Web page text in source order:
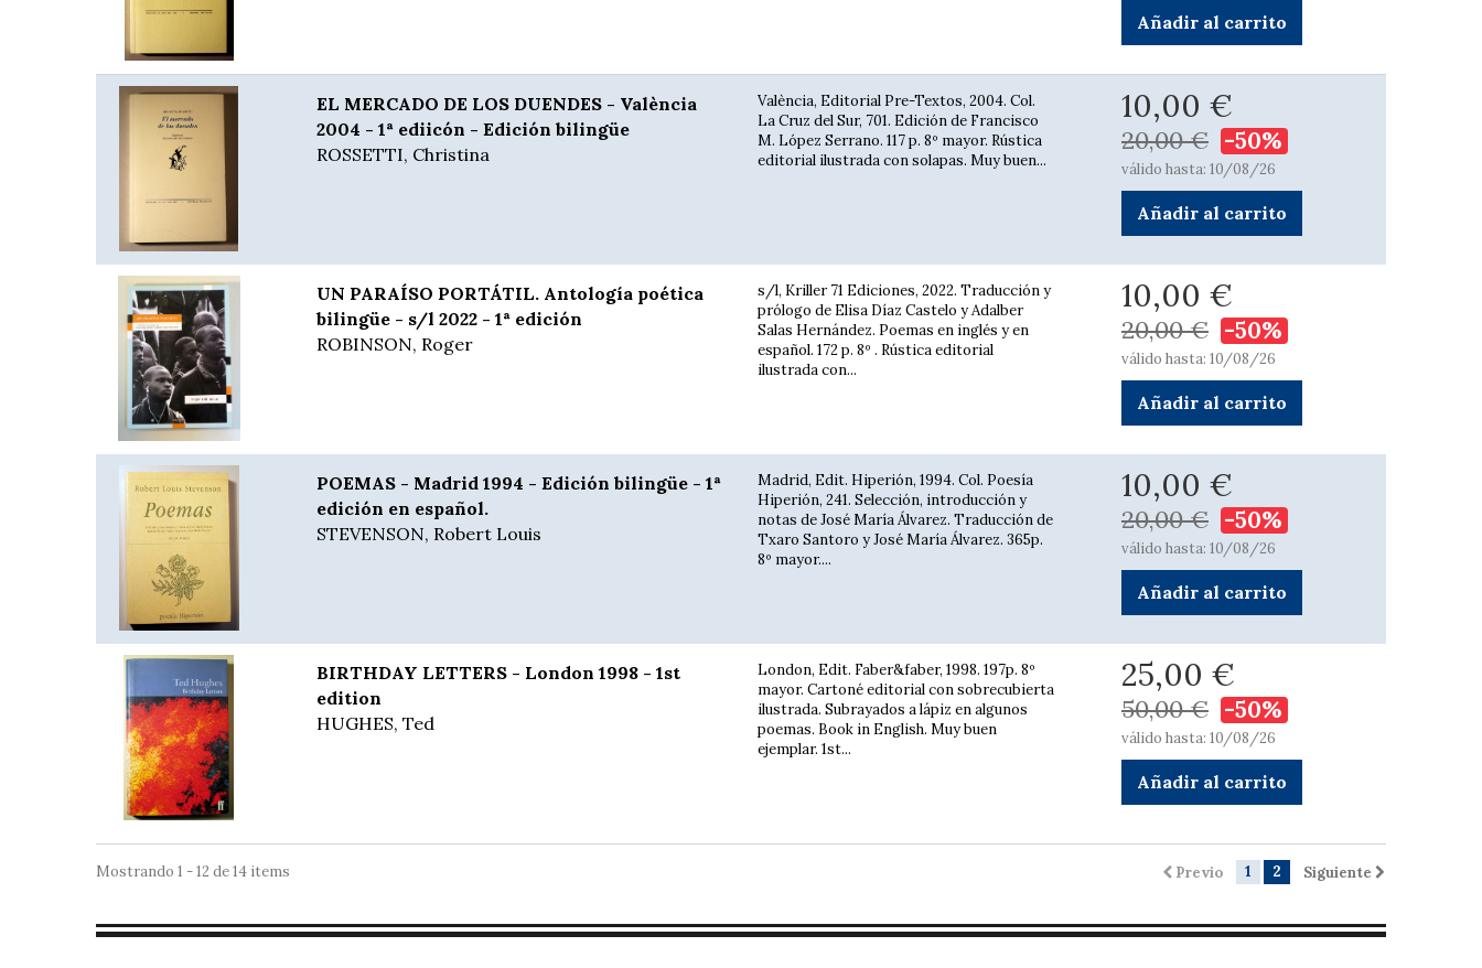
Añadir al carrito
EL MERCADO DE LOS DUENDES - València
2004 - 1ª ediicón - Edición bilingüe
ROSSETTI, Christina
València, Editorial Pre-Textos, 2004. Col.
La Cruz del Sur, 701. Edición de Francisco
M. López Serrano. 117 p. 8º mayor. Rústica
editorial ilustrada con solapas. Muy buen...
10,00 €
20,00 € -50%
válido hasta: 10/08/26
Añadir al carrito
UN PARAÍSO PORTÁTIL. Antología poética
bilingüe - s/l 2022 - 1ª edición
ROBINSON, Roger
s/l, Kriller 71 Ediciones, 2022. Traducción y
prólogo de Elisa Díaz Castelo y Adalber
Salas Hernández. Poemas en inglés y en
español. 172 p. 8º . Rústica editorial
ilustrada con...
10,00 €
20,00 € -50%
válido hasta: 10/08/26
Añadir al carrito
POEMAS - Madrid 1994 - Edición bilingüe - 1ª
edición en español.
STEVENSON, Robert Louis
Madrid, Edit. Hiperión, 1994. Col. Poesía
Hiperión, 241. Selección, introducción y
notas de José María Álvarez. Traducción de
Txaro Santoro y José María Álvarez. 365p.
8º mayor....
10,00 €
20,00 € -50%
válido hasta: 10/08/26
Añadir al carrito
BIRTHDAY LETTERS - London 1998 - 1st
edition
HUGHES, Ted
London, Edit. Faber&faber, 1998. 197p. 8º
mayor. Cartoné editorial con sobrecubierta
ilustrada. Subrayados a lápiz en algunos
poemas. Book in English. Muy buen
ejemplar. 1st...
25,00 €
50,00 € -50%
válido hasta: 10/08/26
Añadir al carrito
Previo 1 2 Siguiente
Mostrando 1 - 12 de 14 items